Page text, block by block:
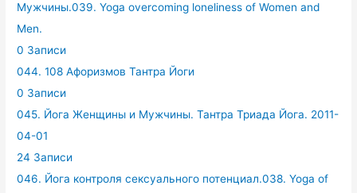
Мужчины.039. Yoga overcoming loneliness of Women and
Men.
0 Записи
044. 108 Афоризмов Тантра Йоги
0 Записи
045. Йога Женщины и Мужчины. Тантра Триада Йога. 2011-
04-01
24 Записи
046. Йога контроля сексуального потенциал.038. Yoga of